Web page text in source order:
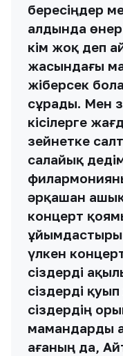
бересіңдер
алдында өнер
кім жоқ деп
жасындағы
жіберсек
сұрады. Мен
кісілерге
зейнетке
салайық
әрқашан
концерт
үлкен
сіздерді
сіздерді
сіздердің
мамандарды
ағаның да,